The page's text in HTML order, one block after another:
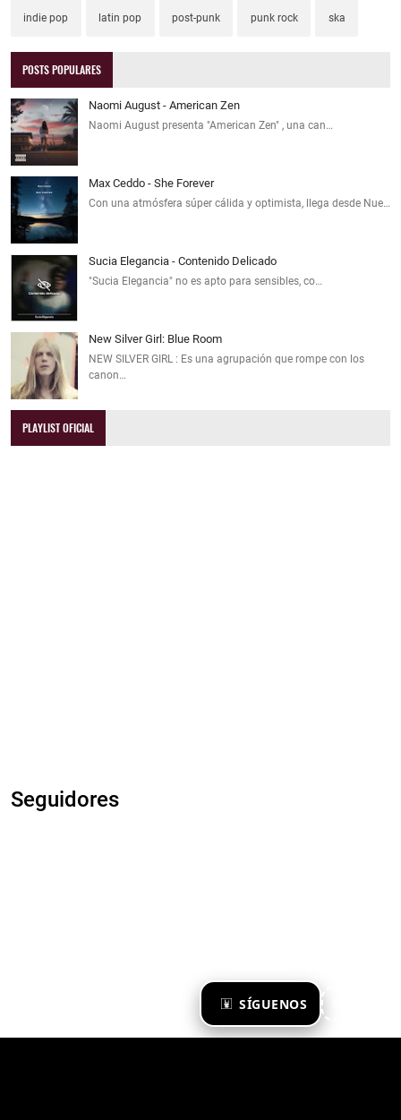
SÍGUENOS
indie pop latin pop post-punk punk rock ska
POSTS POPULARES
Naomi August - American Zen
Naomi August presenta "American Zen" , una can…
Max Ceddo - She Forever
Con una atmósfera súper cálida y optimista, llega desde Nue…
Sucia Elegancia - Contenido Delicado
"Sucia Elegancia" no es apto para sensibles, co…
New Silver Girl: Blue Room
NEW SILVER GIRL : Es una agrupación que rompe con los
canon…
PLAYLIST OFICIAL
Seguidores